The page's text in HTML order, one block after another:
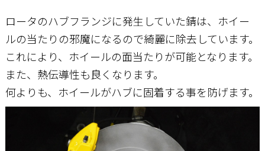
ロータのハブフランジに発生していた錆は、ホイー
ルの当たりの邪魔になるので綺麗に除去しています。
これにより、ホイールの面当たりが可能となります。
また、熱伝導性も良くなります。
何よりも、ホイールがハブに固着する事を防げます。